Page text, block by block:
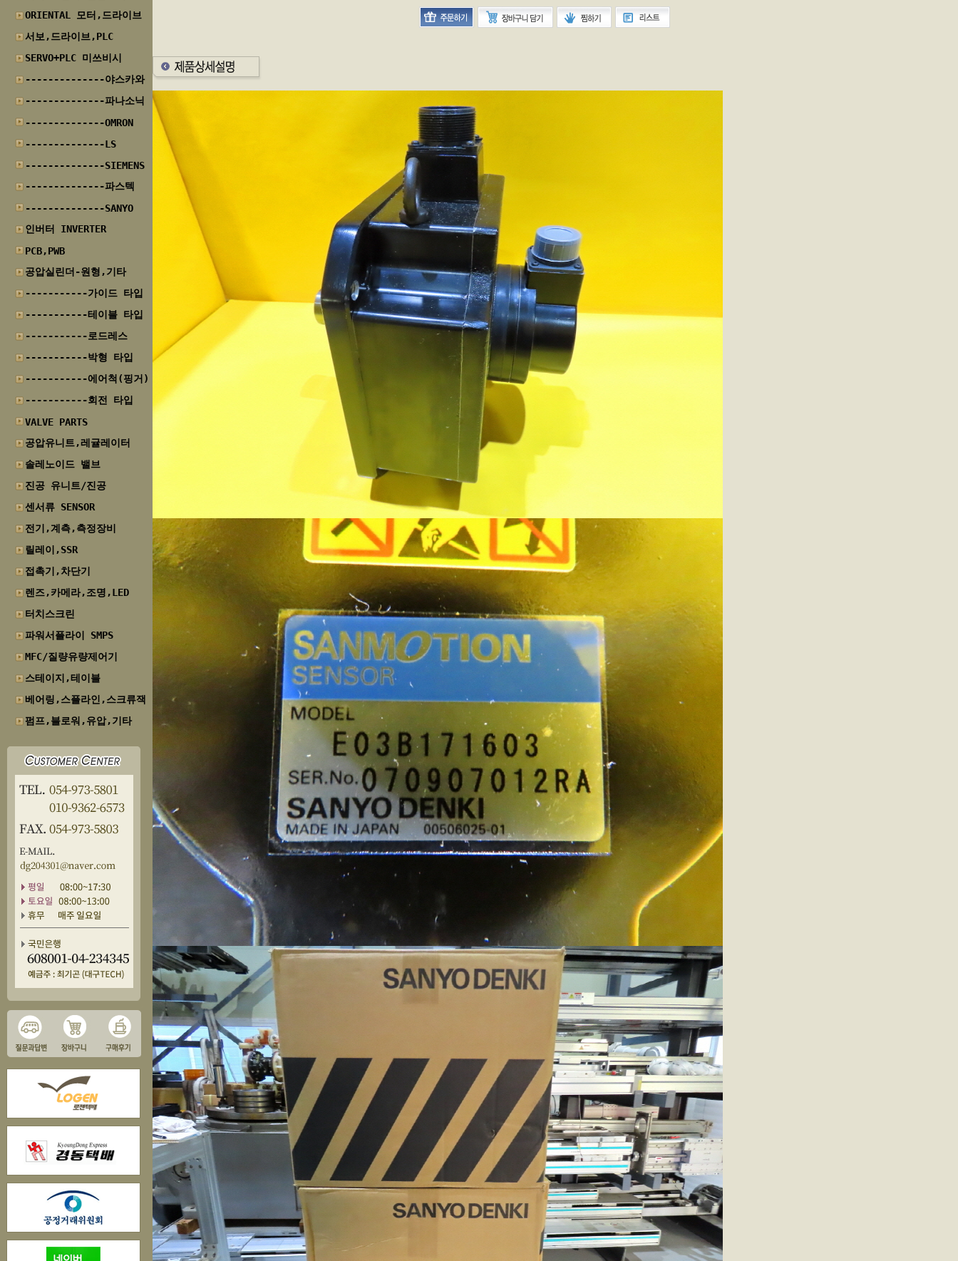
ORIENTAL 모터,드라이브
서보,드라이브,PLC
SERVO+PLC 미쓰비시
--------------야스카와
--------------파나소닉
--------------OMRON
--------------LS
--------------SIEMENS
--------------파스텍
--------------SANYO
인버터 INVERTER
PCB,PWB
공압실린더-원형,기타
-----------가이드 타입
-----------테이블 타입
-----------로드레스
-----------박형 타입
-----------에어척(핑거)
-----------회전 타입
VALVE PARTS
공압유니트,레귤레이터
솔레노이드 밸브
진공 유니트/진공
센서류 SENSOR
전기,계측,측정장비
릴레이,SSR
접촉기,차단기
렌즈,카메라,조명,LED
터치스크린
파워서플라이 SMPS
MFC/질량유량제어기
스테이지,테이블
베어링,스플라인,스크류잭
펌프,블로워,유압,기타